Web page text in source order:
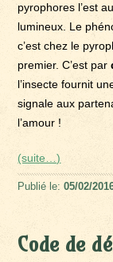
pyrophores l’est
lumineux. Le
c’est chez le
premier. C’est par
l’insecte fournit
signale aux
l’amour !
(suite…)
Publié le:05/02/
Code de